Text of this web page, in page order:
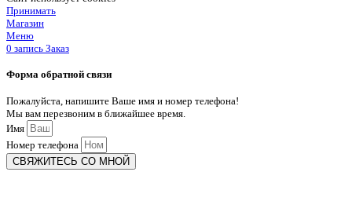
Принимать
Магазин
Меню
0 запись Заказ
Форма обратной связи
Пожалуйста, напишите Ваше имя и номер телефона!
Мы вам перезвоним в ближайшее время.
Имя
Номер телефона
СВЯЖИТЕСЬ СО МНОЙ